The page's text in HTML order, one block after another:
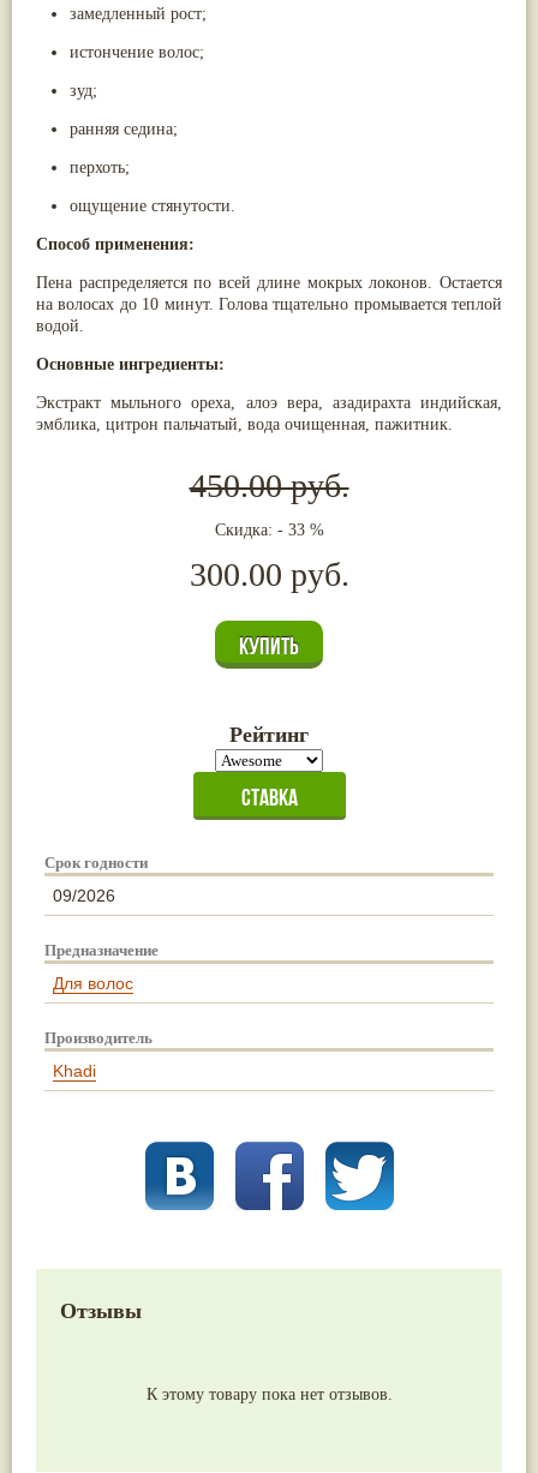
замедленный рост;
истончение волос;
зуд;
ранняя седина;
перхоть;
ощущение стянутости.
Способ применения:
Пена распределяется по всей длине мокрых локонов. Остается
на волосах до 10 минут. Голова тщательно промывается теплой
водой.
Основные ингредиенты:
Экстракт мыльного ореха, алоэ вера, азадирахта индийская,
эмблика, цитрон пальчатый, вода очищенная, пажитник.
450.00 руб.
Скидка: - 33 %
300.00 руб.
Рейтинг
Срок годности
09/2026
Предназначение
Для волос
Производитель
Khadi
Отзывы
К этому товару пока нет отзывов.